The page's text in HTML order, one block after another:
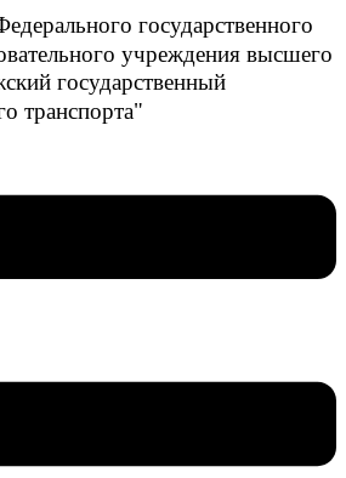
государственного
учреждения высшего
государственный
транспорта"